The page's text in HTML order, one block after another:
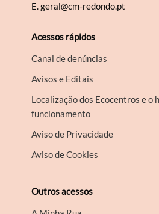
E.geral@cm-redondo.pt
Acessos rápidos
Canal de denúncias
Avisos e Editais
Localização dos Ecocentros e o
funcionamento
Aviso de Privacidade
Aviso de Cookies
Outros acessos